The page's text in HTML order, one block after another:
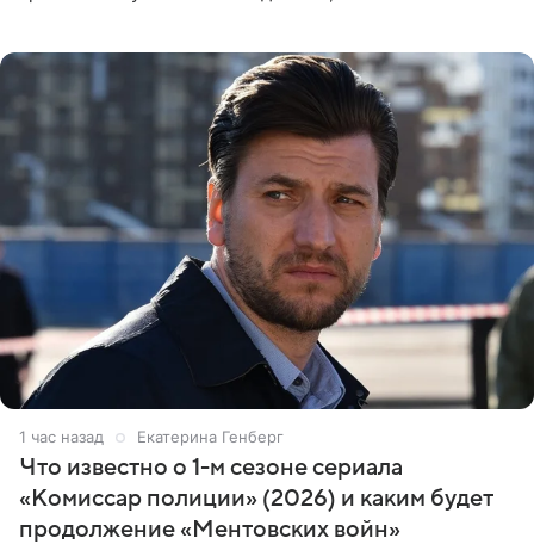
1 час назад Екатерина Генберг
Что известно о 1-м сезоне сериала
«Комиссар полиции» (2026) и каким будет
продолжение «Ментовских войн»